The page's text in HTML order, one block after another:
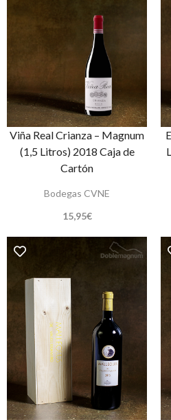
Viña Real Crianza – Magnum
(1,5 Litros) 2018 Caja de
Cartón
Bodegas CVNE
15,95€